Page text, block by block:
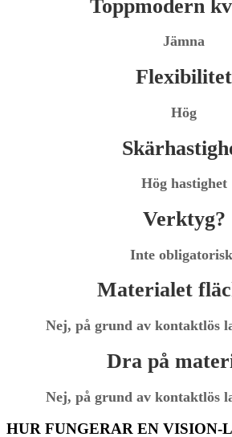
Toppmodern
Jämna
Flexibilitet
Hög
Hög hastighet
Verktyg?
Inte
Materialet
Nej, på grund av kontaktlös
Dra på
Nej, på grund av kontaktlös
HUR FUNGERAR EN VISION-